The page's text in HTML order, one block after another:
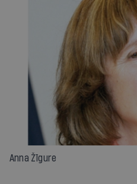
Anna Žīgure